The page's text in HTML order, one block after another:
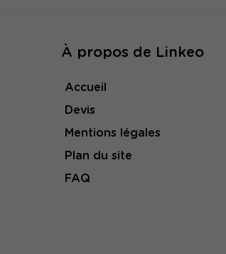
À propos de Linkeo
Accueil
Devis
Mentions légales
Plan du site
FAQ